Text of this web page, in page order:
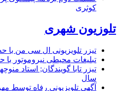
کوثری
تلوزیون شهری
تیزر تلویزیونی ال سی من با
تبلیغات محیطی نیروموتور
تیزر تابا گویندگان; استاد
سال
آگهی تلویزیونی رفاه توسط